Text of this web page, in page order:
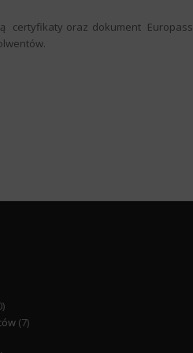
certyfikaty oraz dokument Europass
(7)